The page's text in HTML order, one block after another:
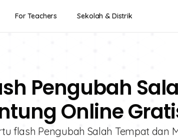
For Teachers Sekolah & Distrik
Pengubah
Online
flash Pengubah Salah Tempat